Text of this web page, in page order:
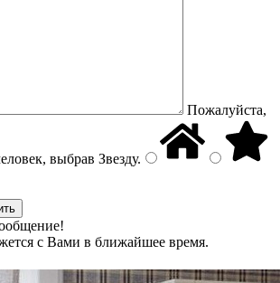
Пожалуйста,
выбрав Звезду.
с Вами в ближайшее время.